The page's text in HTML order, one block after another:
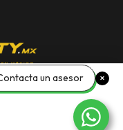
un asesor